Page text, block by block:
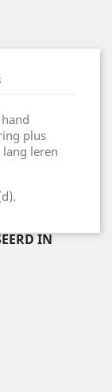
plus
lang leren
IN